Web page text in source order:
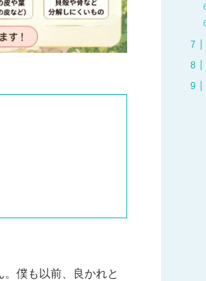
僕も以前、良かれと